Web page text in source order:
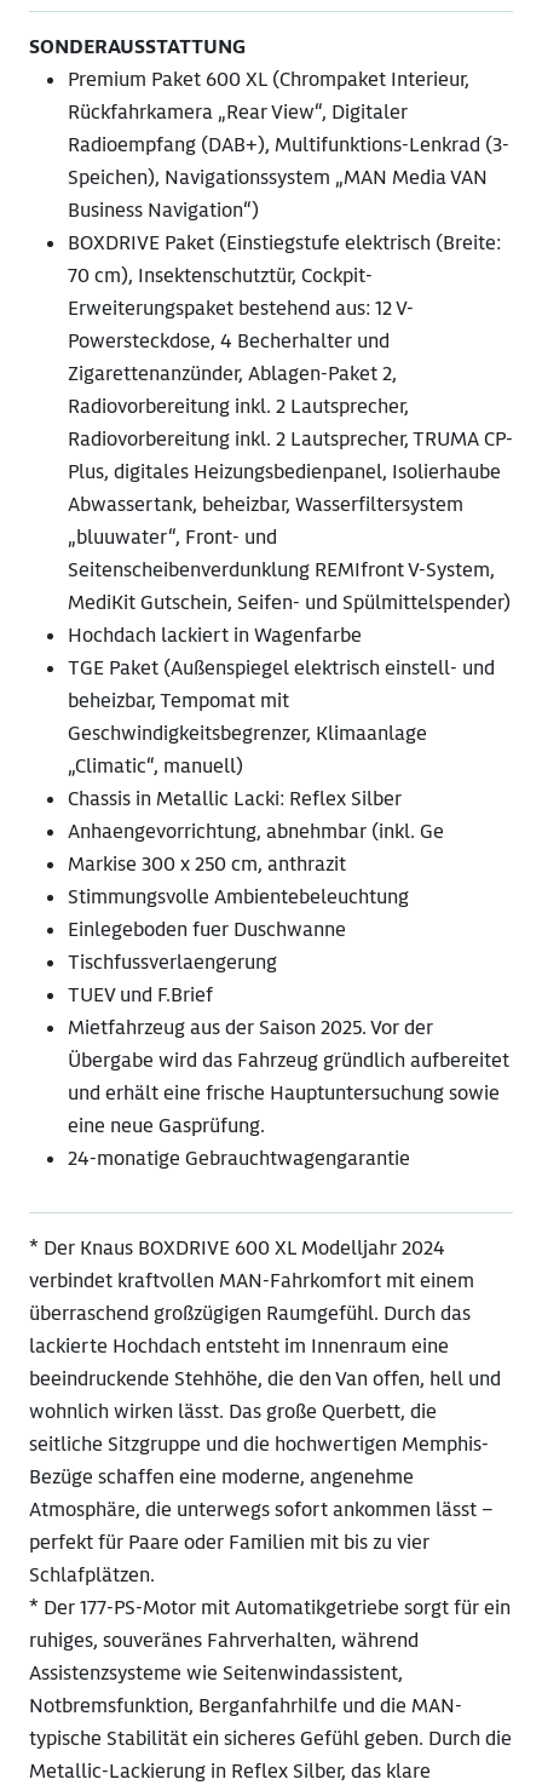
SONDERAUSSTATTUNG
Premium Paket 600 XL (Chrompaket Interieur,
Rückfahrkamera „Rear View“, Digitaler
Radioempfang (DAB+), Multifunktions-Lenkrad (3-
Speichen), Navigationssystem „MAN Media VAN
Business Navigation“)
BOXDRIVE Paket (Einstiegstufe elektrisch (Breite:
70 cm), Insektenschutztür, Cockpit-
Erweiterungspaket bestehend aus: 12 V-
Powersteckdose, 4 Becherhalter und
Zigarettenanzünder, Ablagen-Paket 2,
Radiovorbereitung inkl. 2 Lautsprecher,
Radiovorbereitung inkl. 2 Lautsprecher, TRUMA CP-
Plus, digitales Heizungsbedienpanel, Isolierhaube
Abwassertank, beheizbar, Wasserfiltersystem
„bluuwater“, Front- und
Seitenscheibenverdunklung REMIfront V-System,
MediKit Gutschein, Seifen- und Spülmittelspender)
Hochdach lackiert in Wagenfarbe
TGE Paket (Außenspiegel elektrisch einstell- und
beheizbar, Tempomat mit
Geschwindigkeitsbegrenzer, Klimaanlage
„Climatic“, manuell)
Chassis in Metallic Lacki: Reflex Silber
Anhaengevorrichtung, abnehmbar (inkl. Ge
Markise 300 x 250 cm, anthrazit
Stimmungsvolle Ambientebeleuchtung
Einlegeboden fuer Duschwanne
Tischfussverlaengerung
TUEV und F.Brief
Mietfahrzeug aus der Saison 2025. Vor der
Übergabe wird das Fahrzeug gründlich aufbereitet
und erhält eine frische Hauptuntersuchung sowie
eine neue Gasprüfung.
24-monatige Gebrauchtwagengarantie
* Der Knaus BOXDRIVE 600 XL Modelljahr 2024
verbindet kraftvollen MAN-Fahrkomfort mit einem
überraschend großzügigen Raumgefühl. Durch das
lackierte Hochdach entsteht im Innenraum eine
beeindruckende Stehhöhe, die den Van offen, hell und
wohnlich wirken lässt. Das große Querbett, die
seitliche Sitzgruppe und die hochwertigen Memphis-
Bezüge schaffen eine moderne, angenehme
Atmosphäre, die unterwegs sofort ankommen lässt –
perfekt für Paare oder Familien mit bis zu vier
Schlafplätzen.
* Der 177-PS-Motor mit Automatikgetriebe sorgt für ein
ruhiges, souveränes Fahrverhalten, während
Assistenzsysteme wie Seitenwindassistent,
Notbremsfunktion, Berganfahrhilfe und die MAN-
typische Stabilität ein sicheres Gefühl geben. Durch die
Metallic-Lackierung in Reflex Silber, das klare